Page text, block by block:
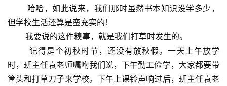
哈哈，如此说来，我们那时虽然书本知识没学多少，
但学校生活还算是蛮充实的！
我要说的这件糗事，就是我们打草时发生的。
记得是个初秋时节，还没有放秋假。一天上午放学
时，班主任袁老师嘱咐我们说，下午勤工俭学，大家都要带
筐头和打草刀子来学校。下午上课铃声响过后，班主任袁老